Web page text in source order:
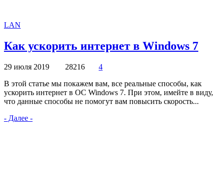
LAN
Как ускорить интернет в Windows 7
29 июля 2019 28216 4
В этой статье мы покажем вам, все реальные способы, как
ускорить интернет в OC Windows 7. При этом, имейте в виду,
что данные способы не помогут вам повысить скорость...
- Далее -